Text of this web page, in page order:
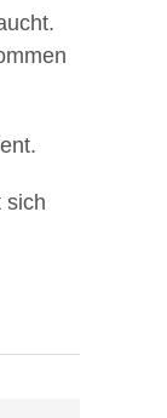
sich